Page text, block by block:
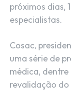
próximos dias,
especialistas.
Cosac,
uma série de
médica, dentre
revalidação